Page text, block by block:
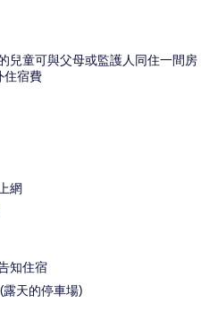
兒童可與父母或監護人同住一間房
住宿費
網
知住宿
天的停車場)